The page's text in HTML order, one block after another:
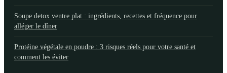
Soupe detox ventre plat : ingrédients, recettes et fréquence pour
alléger le dîner
Protéine végétale en poudre : 3 risques réels pour votre santé et
comment les éviter